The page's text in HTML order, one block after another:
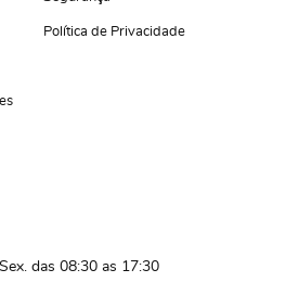
Política de Privacidade
das 08:30 as 17:30